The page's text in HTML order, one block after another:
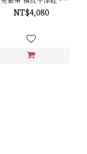
Va301黑
NT$4,080